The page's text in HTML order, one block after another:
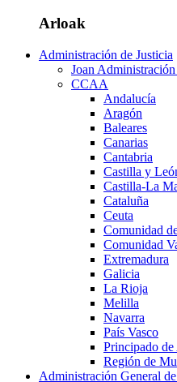
Arloak
Administración de Justicia
Joan Administración
CCAA
Andalucía
Aragón
Baleares
Canarias
Cantabria
Castilla y
Castilla-La
Cataluña
Ceuta
Comunidad
Comunidad
Extremadura
Galicia
La Rioja
Melilla
Navarra
País Vasco
Principado de
Región de
Administración General